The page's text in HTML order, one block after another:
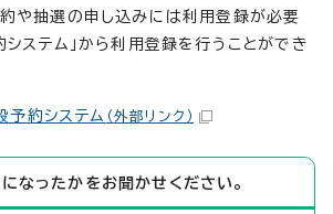
や抽選の申し込みには利用登録が必要
システム」から利用登録を行うことができ
予約システム （外部リンク）
なったかをお聞かせください。